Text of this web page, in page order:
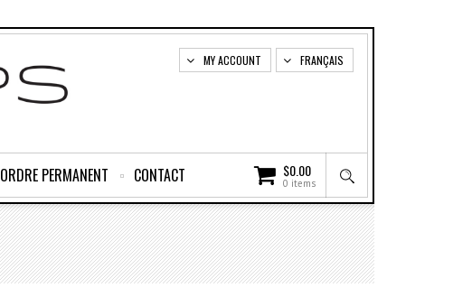
FRANÇAIS
MY ACCOUNT
$0.00
0 items
ORDRE PERMANENT CONTACT